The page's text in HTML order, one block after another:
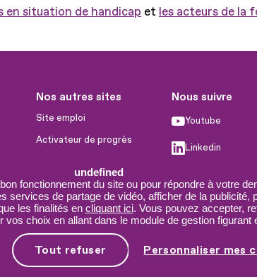
undefined
fonctionnement du site ou pour répondre à votre
de partage de vidéo, afficher de la
les finalités en cliquant ici. Vous pouvez accepter,
choix en allant dans le module de gestion figurant
Tout refuser Personnaliser mes
en situation de handicap et les acteurs de la
Nos autres sites
Site emploi
Activateur de progrès
Innovation et recherche
Université du RRH
Service AppuiPro
Nous suivre
Youtube
Linkedin
X